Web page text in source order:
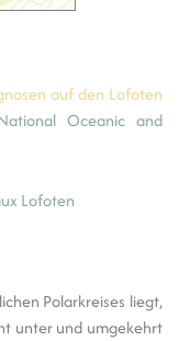
auf den Lofoten
Oceanic and
Polarkreises liegt,
unter und umgekehrt